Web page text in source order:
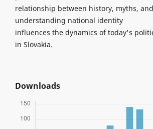
relationship between history, myths, and
understanding national identity
influences the dynamics of today's
in Slovakia.
Downloads